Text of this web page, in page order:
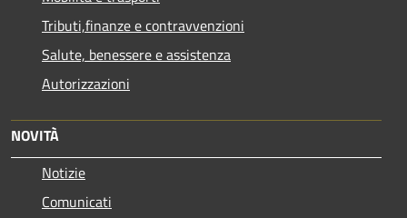
Tributi,finanze e contravvenzioni
Salute, benessere e assistenza
Autorizzazioni
NOVITÀ
Notizie
Comunicati